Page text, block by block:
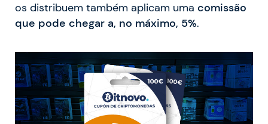
os distribuem também aplicam uma comissão
que pode chegar a, no máximo, 5%.